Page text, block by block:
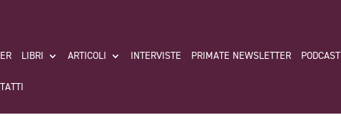
LIBRI ARTICOLI INTERVISTE PRIMATE NEWSLETTER PODCAST